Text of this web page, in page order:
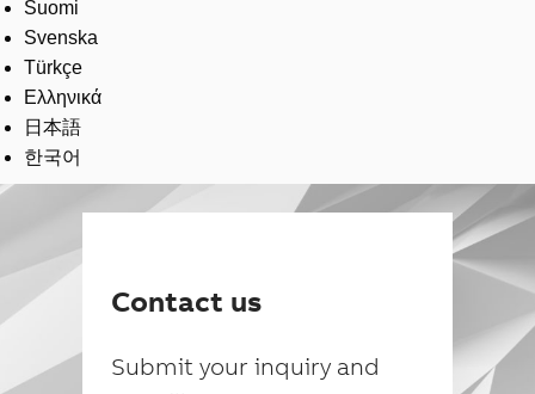
Suomi
Svenska
Türkçe
Ελληνικά
日本語
한국어
Contact us
Submit your inquiry and